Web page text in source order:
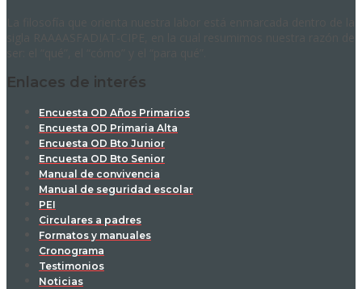
Enlaces de interés
Encuesta OD Años Primarios
Encuesta OD Primaria Alta
Encuesta OD Bto Junior
Encuesta OD Bto Senior
Manual de convivencia
Manual de seguridad escolar
PEI
Circulares a padres
Formatos y manuales
Cronograma
Testimonios
Noticias